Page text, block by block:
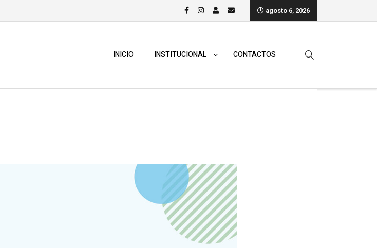
agosto 6, 2026
INICIO INSTITUCIONAL CONTACTOS